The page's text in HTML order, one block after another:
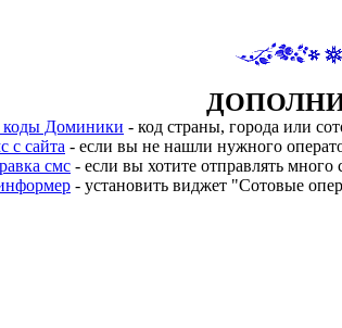
коды Доминики - код страны, города или
с сайта - если вы не нашли нужного
смс - если вы хотите отправлять много
- установить виджет "Сотовые